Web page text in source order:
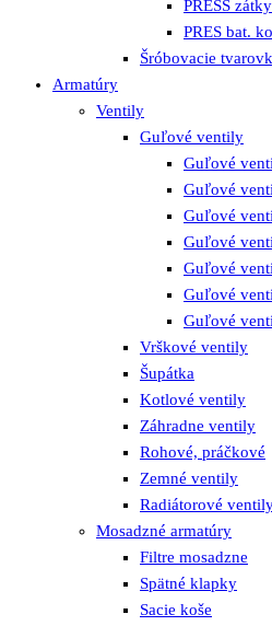
PRESS zátky
PRES bat.
Šróbovacie
Armatúry
Ventily
Guľové ventily
Guľové
Guľové
Guľové
Guľové
Guľové
Guľové
Guľové
Vrškové ventily
Šupátka
Kotlové ventily
Záhradne ventily
Rohové, práčkové
Zemné ventily
Radiátorové
Mosadzné armatúry
Filtre mosadzne
Spätné klapky
Sacie koše